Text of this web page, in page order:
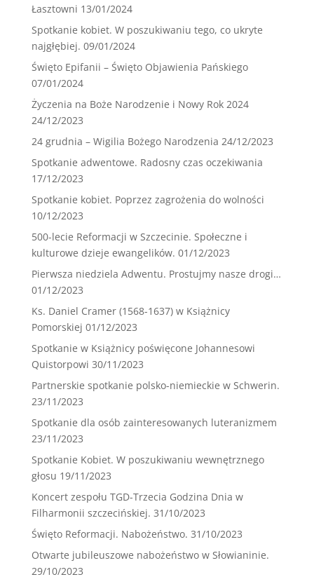
Łasztowni 13/01/2024
Spotkanie kobiet. W poszukiwaniu tego, co ukryte
najgłębiej. 09/01/2024
Święto Epifanii – Święto Objawienia Pańskiego
07/01/2024
Życzenia na Boże Narodzenie i Nowy Rok 2024
24/12/2023
24 grudnia – Wigilia Bożego Narodzenia 24/12/2023
Spotkanie adwentowe. Radosny czas oczekiwania
17/12/2023
Spotkanie kobiet. Poprzez zagrożenia do wolności
10/12/2023
500-lecie Reformacji w Szczecinie. Społeczne i
kulturowe dzieje ewangelików. 01/12/2023
Pierwsza niedziela Adwentu. Prostujmy nasze drogi…
01/12/2023
Ks. Daniel Cramer (1568-1637) w Książnicy
Pomorskiej 01/12/2023
Spotkanie w Książnicy poświęcone Johannesowi
Quistorpowi 30/11/2023
Partnerskie spotkanie polsko-niemieckie w Schwerin.
23/11/2023
Spotkanie dla osób zainteresowanych luteranizmem
23/11/2023
Spotkanie Kobiet. W poszukiwaniu wewnętrznego
głosu 19/11/2023
Koncert zespołu TGD-Trzecia Godzina Dnia w
Filharmonii szczecińskiej. 31/10/2023
Święto Reformacji. Nabożeństwo. 31/10/2023
Otwarte jubileuszowe nabożeństwo w Słowianinie.
29/10/2023